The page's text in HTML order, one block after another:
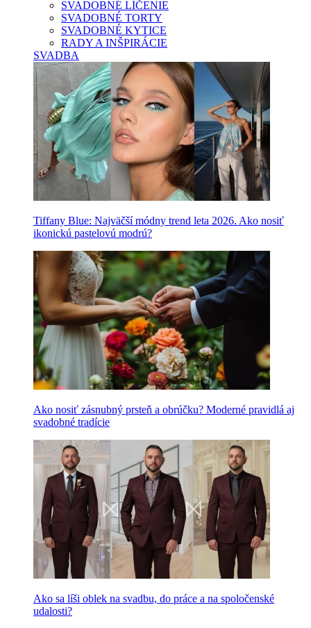
SVADOBNÉ LÍČENIE
SVADOBNÉ TORTY
SVADOBNÉ KYTICE
RADY A INŠPIRÁCIE
SVADBA
Tiffany Blue: Najväčší módny trend leta 2026. Ako nosiť
ikonickú pastelovú modrú?
Ako nosiť zásnubný prsteň a obrúčku? Moderné pravidlá aj
svadobné tradície
Ako sa líši oblek na svadbu, do práce a na spoločenské
udalosti?